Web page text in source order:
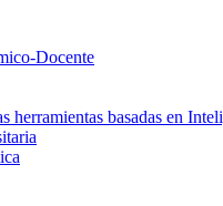
Docente
herramientas basadas en